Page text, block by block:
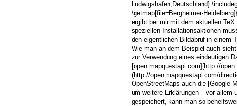
Ludwigshafen,Deutschland}
\getmap[file=Bergheimer-
ergibt bei mir mit dem aktuellen
speziellen Installationsaktionen
den eigentlichen Bildabruf in einem
Wie man an dem Beispiel auch
zur Verwendung eines eindeutigen
[open.mapquestapi.com](http://
(http://open.mapquestapi.com/
OpenStreetMaps auch die [Google
um weitere Erklärungen – vor allem
gespeichert, kann man so